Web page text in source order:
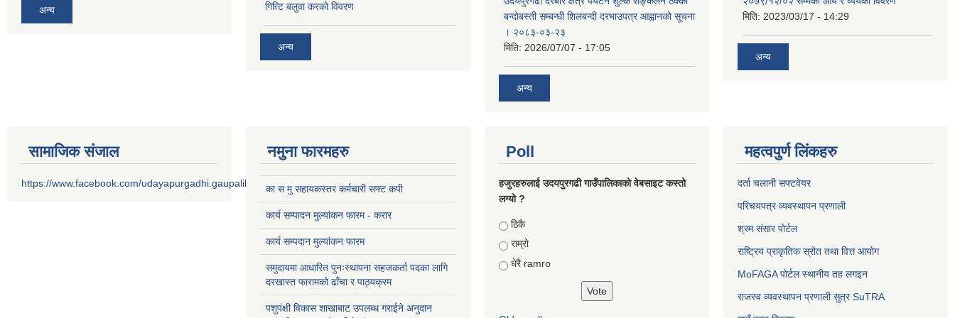
अन्य गित्टि बलुवा करको विवरण
अन्य
बन्दोबस्ती सम्बन्धी शिलबन्दी दरभाउपत्र आह्वानको सूचना
। २०८३-०३-२३
मिति: 2026/07/07 - 17:05
अन्य
मिति: 2023/03/17 - 14:29
अन्य
सामाजिक संजाल
https://www.facebook.com/udayapurgadhi.gaupalika
नमुना फारमहरु
का स मु सहायकस्तर कर्मचारी सफ्ट कपी
कार्य सम्पादन मुल्यांकन फारम - करार
कार्य सम्पदान मुल्यांकन फारम
समुदायमा आधारित पुनःस्थापना सहजकर्ता पदका लागि
दरखास्त फारामको ढाँचा र पाठ्यक्रम
पशुपंक्षी विकास शाखाबाट उपलब्ध गराईने अनुदान
Poll
हजुरहरुलाई उदयपुरगढी गाउँपालिकाको वेबसाइट कस्तो
लग्यो ?
Choices
ठिकै
राम्रो
धेरै ramro
महत्वपुर्ण लिंकहरु
दर्ता चलानी सफ्टवेयर
परिचयपत्र व्यवस्थापन प्रणाली
श्रम संसार पोर्टल
राष्ट्रिय प्राकृतिक स्रोत तथा वित्त आयोग
MoFAGA पोर्टल स्थानीय तह लगइन
राजस्व व्यवस्थापन प्रणाली सुत्र SuTRA